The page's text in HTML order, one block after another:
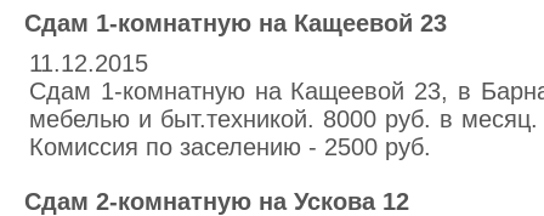
Сдам 1-комнатную на Кащеевой 23
11.12.2015
Сдам 1-комнатную на Кащеевой 23, в
мебелью и быт.техникой. 8000 руб. в
Комиссия по заселению - 2500 руб.
Сдам 2-комнатную на Ускова 12